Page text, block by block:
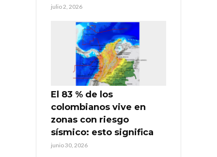
julio 2, 2026
El 83 % de los
colombianos vive en
zonas con riesgo
sísmico: esto significa
junio 30, 2026